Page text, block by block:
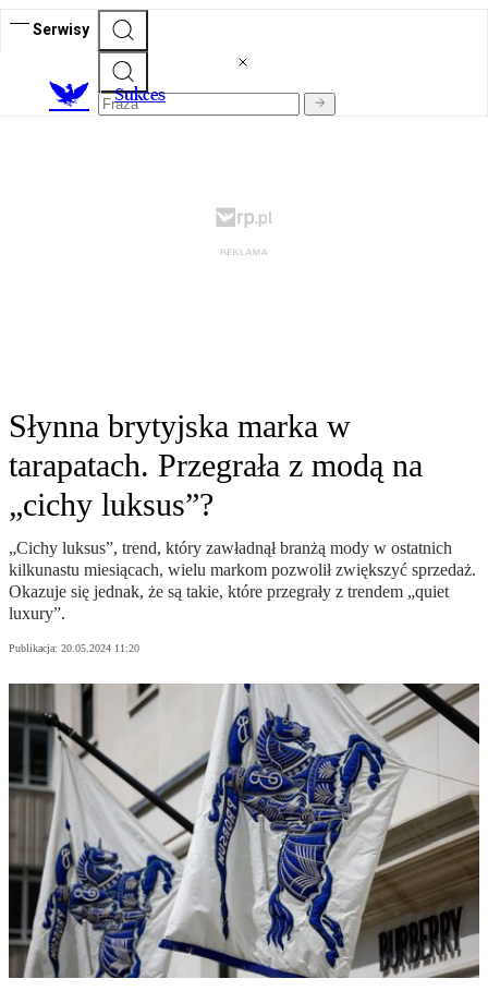
Serwisy
Sukces
Słynna brytyjska marka w
tarapatach. Przegrała z modą na
„cichy luksus”?
„Cichy luksus”, trend, który zawładnął branżą mody w ostatnich
kilkunastu miesiącach, wielu markom pozwolił zwiększyć sprzedaż.
Okazuje się jednak, że są takie, które przegrały z trendem „quiet
luxury”.
Publikacja: 20.05.2024 11:20